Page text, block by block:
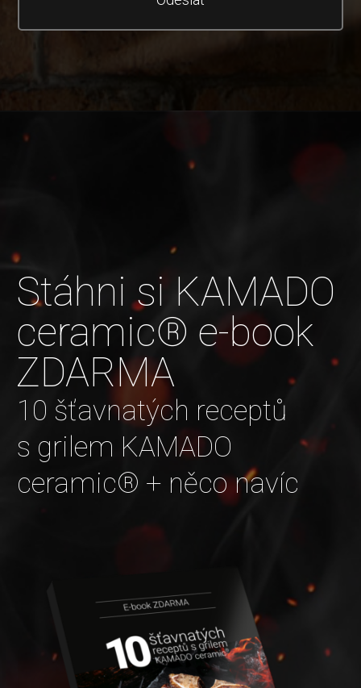
Stáhni si KAMADO
ceramic® e-book
ZDARMA
10 šťavnatých receptů
s grilem KAMADO
ceramic® + něco navíc